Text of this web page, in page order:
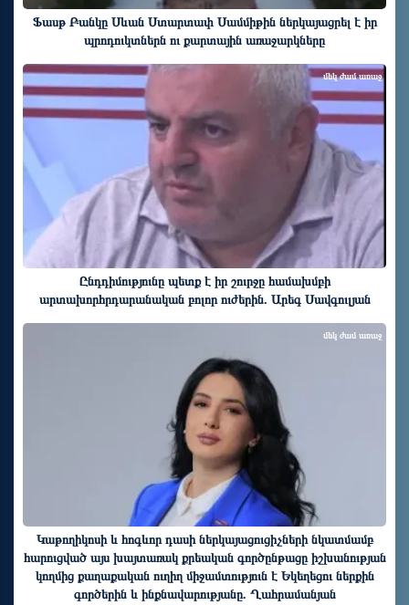
Ֆասթ Բանկը Սևան Ստարտափ Սամմիթին ներկայացրել է իր
պրոդուկտներն ու քարտային առաջարկները
Ընդդիմությունը պետք է իր շուրջը համախմբի
արտախորհրդարանական բոլոր ուժերին. Արեգ Սավգուլյան
մեկ ժամ առաջ
Կաթողիկոսի և հոգևոր դասի ներկայացուցիչների նկատմամբ
հարուցված այս խայտառակ քրեական գործընթացը իշխանության
կողմից քաղաքական ուղիղ միջամտություն է Եկեղեցու ներքին
գործերին և ինքնավարությանը. Ղահրամանյան
մեկ ժամ առաջ